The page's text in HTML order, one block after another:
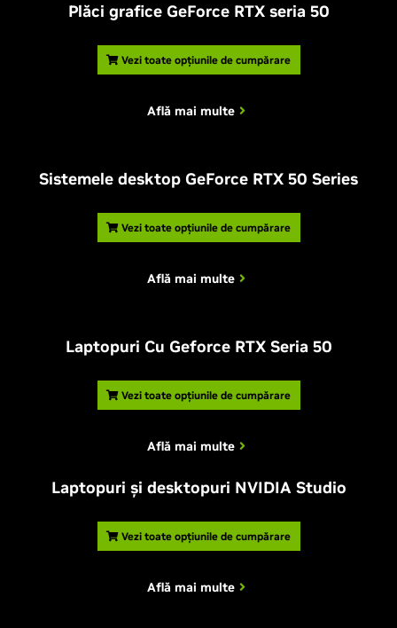
Plăci grafice GeForce RTX seria 50
Vezi toate opțiunile de cumpărare
Află mai multe
Sistemele desktop GeForce RTX 50 Series
Vezi toate opțiunile de cumpărare
Află mai multe
Laptopuri Cu Geforce RTX Seria 50
Vezi toate opțiunile de cumpărare
Află mai multe
Laptopuri și desktopuri NVIDIA Studio
Vezi toate opțiunile de cumpărare
Află mai multe